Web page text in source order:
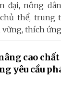
đại, nông
thể, trung
thích
cao
yêu cầu